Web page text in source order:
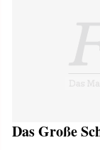
Das Große